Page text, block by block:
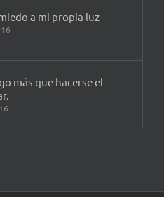
a mi propia luz
más que hacerse el